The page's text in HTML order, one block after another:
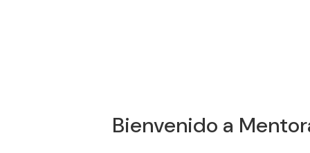
Bienvenido a